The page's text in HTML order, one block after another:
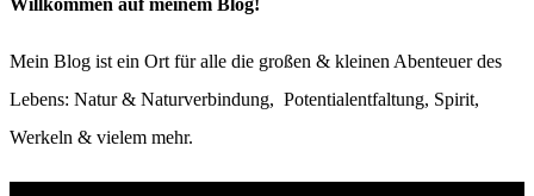
Willkommen auf meinem Blog!
Mein Blog ist ein Ort für alle die großen & kleinen Abenteuer des
Lebens: Natur & Naturverbindung, Potentialentfaltung, Spirit,
Werkeln & vielem mehr.